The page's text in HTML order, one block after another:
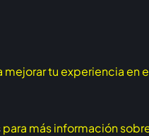
tu experiencia
para más información